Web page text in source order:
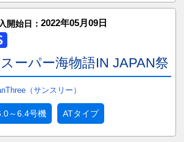
開始日： 2022年05月09日
ーパー海物語IN JAPAN祭
（サンスリー）
～6.4号機 ATタイプ